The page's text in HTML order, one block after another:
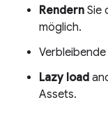
Rendern Sie
möglich.
Lazy load
Assets.